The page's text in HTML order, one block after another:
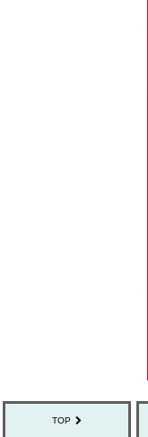
TOP